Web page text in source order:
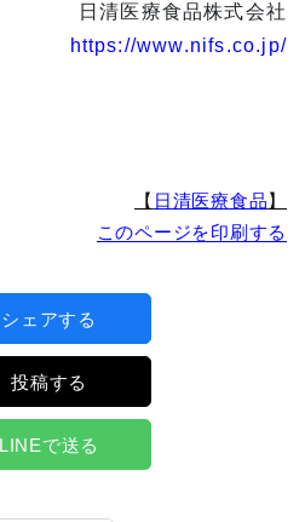
日清医療食品株式会社
https://www.nifs.co.jp/
【 日清医療食品 】
このページを印刷する
シェアする
投稿する
LINEで送る